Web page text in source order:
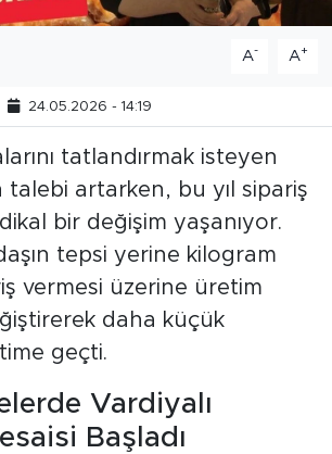
A- A+
24.05.2026 - 14:19
tatlandırmak isteyen
talebi artarken, bu yıl sipariş
bir değişim yaşanıyor.
tepsi yerine kilogram
vermesi üzerine üretim
daha küçük
geçti.
Vardiyalı
Başladı